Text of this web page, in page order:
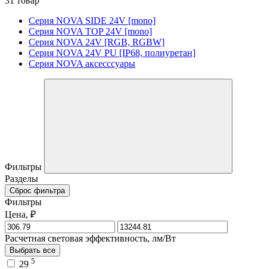
Серия NOVA SIDE 24V [mono]
Серия NOVA TOP 24V [mono]
Серия NOVA 24V [RGB, RGBW]
Серия NOVA 24V PU [IP68, полиуретан]
Серия NOVA аксесссуары
Фильтры
Разделы
Сброс фильтра
Фильтры
Цена, ₽
Расчетная световая эффективность, лм/Вт
Выбрать все
29 5